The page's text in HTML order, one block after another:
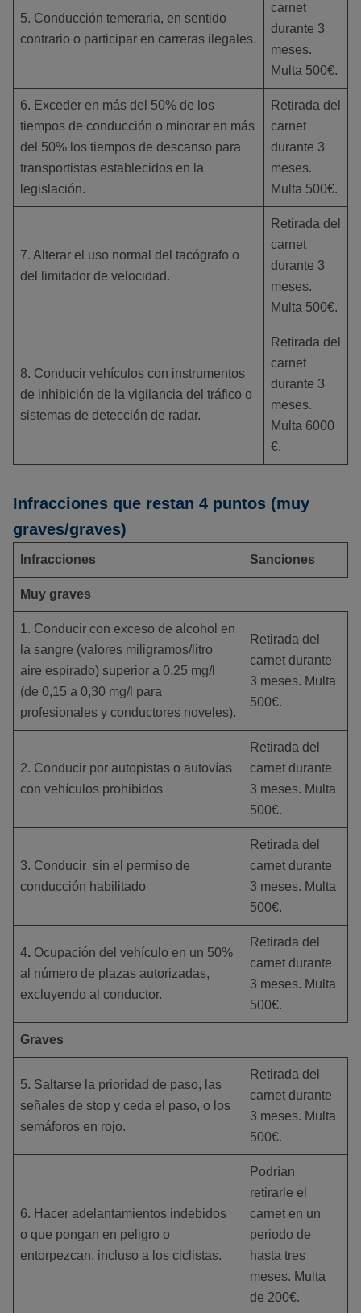
5. Conducción temeraria, en sentido
contrario o participar en carreras ilegales.
carnet
durante 3
meses.
Multa 500€.
6. Exceder en más del 50% de los
tiempos de conducción o minorar en más
del 50% los tiempos de descanso para
transportistas establecidos en la
legislación.
Retirada del
carnet
durante 3
meses.
Multa 500€.
7. Alterar el uso normal del tacógrafo o
del limitador de velocidad.
Retirada del
carnet
durante 3
meses.
Multa 500€.
8. Conducir vehículos con instrumentos
de inhibición de la vigilancia del tráfico o
sistemas de detección de radar.
Retirada del
carnet
durante 3
meses.
Multa 6000
€.
Infracciones que restan 4 puntos (muy
graves/graves)
Infracciones Sanciones
Muy graves
1. Conducir con exceso de alcohol en
la sangre (valores miligramos/litro
aire espirado) superior a 0,25 mg/l
(de 0,15 a 0,30 mg/l para
profesionales y conductores noveles).
Retirada del
carnet durante
3 meses. Multa
500€.
2. Conducir por autopistas o autovías
con vehículos prohibidos
Retirada del
carnet durante
3 meses. Multa
500€.
3. Conducir sin el permiso de
conducción habilitado
Retirada del
carnet durante
3 meses. Multa
500€.
4. Ocupación del vehículo en un 50%
al número de plazas autorizadas,
excluyendo al conductor.
Retirada del
carnet durante
3 meses. Multa
500€.
Graves
5. Saltarse la prioridad de paso, las
señales de stop y ceda el paso, o los
semáforos en rojo.
Retirada del
carnet durante
3 meses. Multa
500€.
6. Hacer adelantamientos indebidos
o que pongan en peligro o
entorpezcan, incluso a los ciclistas.
Podrían
retirarle el
carnet en un
periodo de
hasta tres
meses. Multa
de 200€.